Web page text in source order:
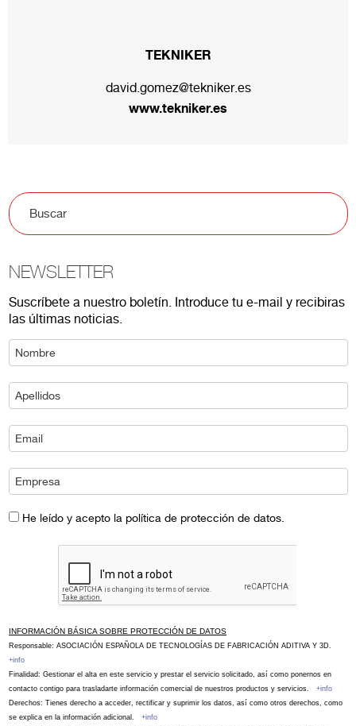
TEKNIKER
david.gomez@tekniker.es
www.tekniker.es
NEWSLETTER
Suscríbete a nuestro boletín. Introduce tu e-mail y recibiras
las últimas noticias.
He leído y acepto la política de protección de datos.
INFORMACIÓN BÁSICA SOBRE PROTECCIÓN DE DATOS
Responsable: ASOCIACIÓN ESPAÑOLA DE TECNOLOGÍAS DE FABRICACIÓN ADITIVA Y 3D.
+info
Finalidad: Gestionar el alta en este servicio y prestar el servicio solicitado, así como ponernos en
contacto contigo para trasladarte información comercial de nuestros productos y servicios. +info
Derechos: Tienes derecho a acceder, rectificar y suprimir los datos, así como otros derechos, como
se explica en la información adicional. +info